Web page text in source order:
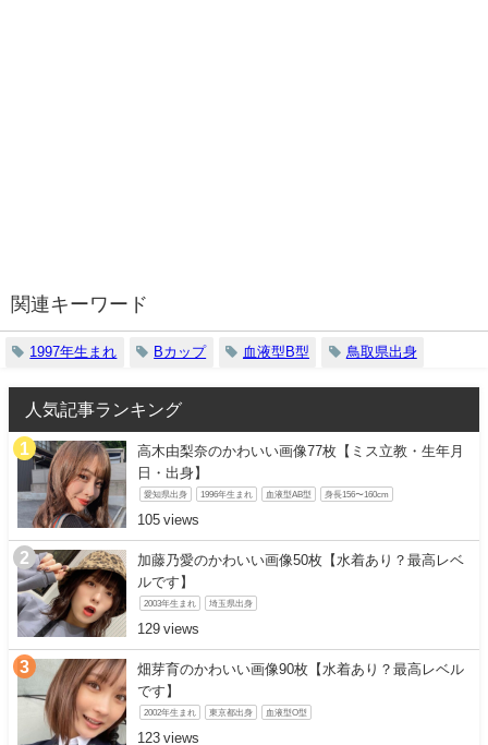
関連キーワード
1997年生まれ Bカップ 血液型B型 鳥取県出身
人気記事ランキング
高木由梨奈のかわいい画像77枚【ミス立教・生年月
日・出身】
愛知県出身 1996年生まれ 血液型AB型 身長156〜160cm
105
加藤乃愛のかわいい画像50枚【水着あり？最高レベ
ルです】
2003年生まれ 埼玉県出身
129
畑芽育のかわいい画像90枚【水着あり？最高レベル
です】
2002年生まれ 東京都出身 血液型O型
123